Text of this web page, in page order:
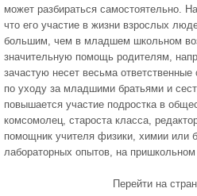
может разбираться самостоятельно.
что его участие в жизни взрослых
большим, чем в младшем школьном
значительную помощь родителям,
зачастую несет весьма
по уходу за младшими братьями и
повышается участие подростка в
комсомолец, староста класса,
помощник учителя физики, химии или
лабораторных опытов, на пришкольном
Перейти на